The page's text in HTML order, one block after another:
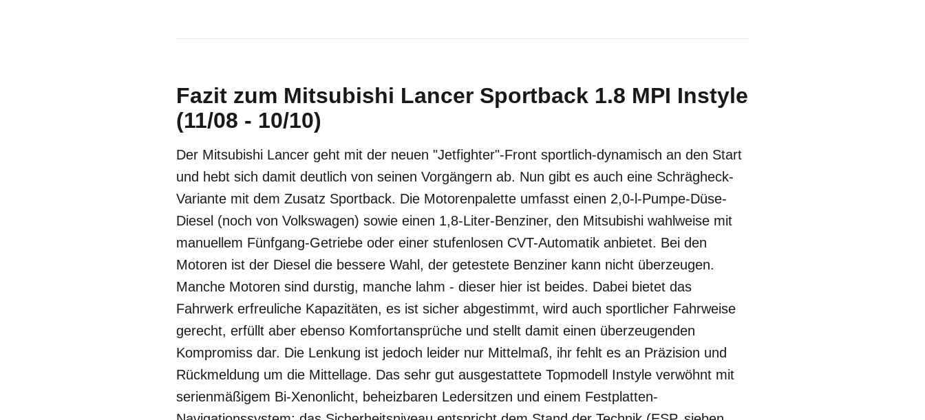
Fazit zum Mitsubishi Lancer Sportback 1.8 MPI Instyle
(11/08 - 10/10)
Der Mitsubishi Lancer geht mit der neuen "Jetfighter"-Front sportlich-dynamisch an den Start
und hebt sich damit deutlich von seinen Vorgängern ab. Nun gibt es auch eine Schrägheck-
Variante mit dem Zusatz Sportback. Die Motorenpalette umfasst einen 2,0-l-Pumpe-Düse-
Diesel (noch von Volkswagen) sowie einen 1,8-Liter-Benziner, den Mitsubishi wahlweise mit
manuellem Fünfgang-Getriebe oder einer stufenlosen CVT-Automatik anbietet. Bei den
Motoren ist der Diesel die bessere Wahl, der getestete Benziner kann nicht überzeugen.
Manche Motoren sind durstig, manche lahm - dieser hier ist beides. Dabei bietet das
Fahrwerk erfreuliche Kapazitäten, es ist sicher abgestimmt, wird auch sportlicher Fahrweise
gerecht, erfüllt aber ebenso Komfortansprüche und stellt damit einen überzeugenden
Kompromiss dar. Die Lenkung ist jedoch leider nur Mittelmaß, ihr fehlt es an Präzision und
Rückmeldung um die Mittellage. Das sehr gut ausgestattete Topmodell Instyle verwöhnt mit
serienmäßigem Bi-Xenonlicht, beheizbaren Ledersitzen und einem Festplatten-